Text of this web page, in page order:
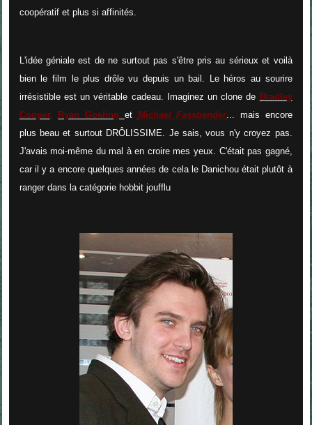
coopératif et plus si affinités.
L'idée géniale est de ne surtout pas s'être pris au sérieux et voilà
bien le film le plus drôle vu depuis un bail. Le héros au sourire
irrésistible est un véritable cadeau. Imaginez un clone de Bradley
Cooper, Ryan Gosling et Michael Fassbender... mais encore
plus beau et surtout DRÔLISSIME. Je sais, vous n'y croyez pas.
J'avais moi-même du mal à en croire mes yeux. C'était pas gagné,
car il y a encore quelques années de cela le Danichou était plutôt à
ranger dans la catégorie hobbit joufflu